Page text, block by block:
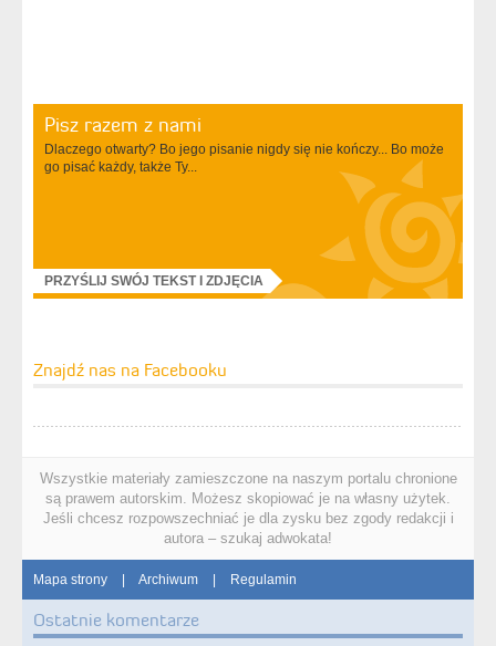
Pisz razem z nami
Dlaczego otwarty? Bo jego pisanie nigdy się nie kończy... Bo może
go pisać każdy, także Ty...
PRZYŚLIJ SWÓJ TEKST I ZDJĘCIA
Znajdź nas na Facebooku
Wszystkie materiały zamieszczone na naszym portalu chronione
są prawem autorskim. Możesz skopiować je na własny użytek.
Jeśli chcesz rozpowszechniać je dla zysku bez zgody redakcji i
autora – szukaj adwokata!
Mapa strony | Archiwum | Regulamin
Ostatnie komentarze